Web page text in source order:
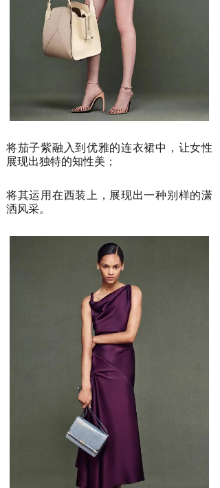
将茄子紫融入到优雅的连衣裙中，让女性
展现出独特的知性美；
将其运用在西装上，展现出一种别样的潇
洒风采。